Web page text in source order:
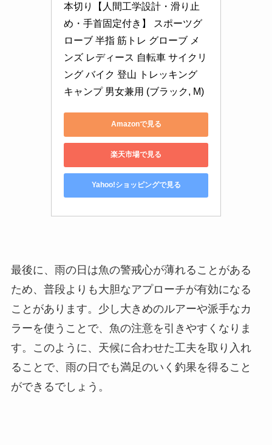
本切り【人間工学設計・滑り止
め・手首固定付き】 スポーツグ
ローブ 半指 筋トレ グローブ メ
ンズ レディース 自転車 サイクリ
ング バイク 登山 トレッキング
キャンプ 男女兼用 (ブラック, M)
Amazonで見る
楽天市場で見る
Yahoo!ショッピングで見る
最後に、雨の日は魚の警戒心が薄れることがある
ため、普段よりも大胆なアプローチが有効になる
ことがあります。少し大きめのルアーや派手なカ
ラーを使うことで、魚の注意を引きやすくなりま
す。このように、天候に合わせた工夫を取り入れ
ることで、雨の日でも満足のいく釣果を得ること
ができるでしょう。